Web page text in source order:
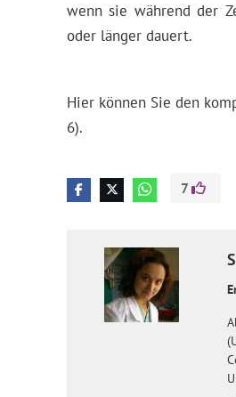
wenn sie während der
oder länger dauert.
Hier können Sie den
6).
7